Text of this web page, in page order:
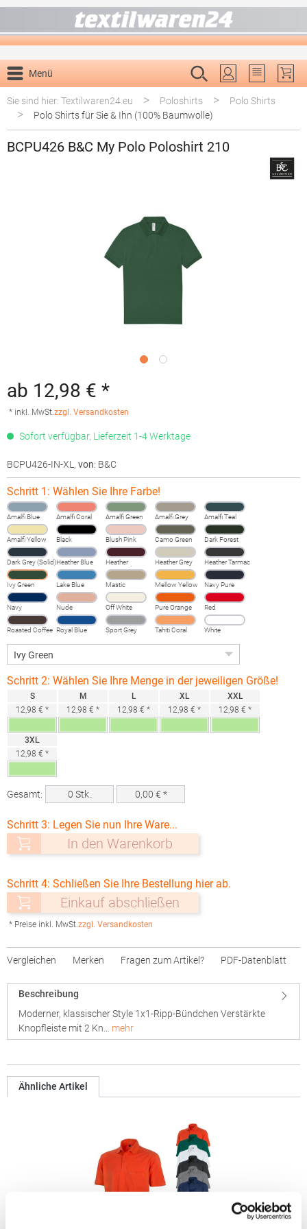
Menü
Du hast 0
Sie sind hier: Textilwaren24.eu
> Poloshirts > Polo Shirts
> Polo Shirts für Sie & Ihn (100% Baumwolle)
BCPU426 B&C My Polo Poloshirt 210
ab 12,98 € *
* inkl. MwSt.zzgl. Versandkosten
Sofort verfügbar, Lieferzeit 1-4 Werktage
BCPU426-IN-XL , von: B&C
Schritt 1: Wählen Sie Ihre Farbe!
Amalfi Blue Amalfi Coral Amalfi Green Amalfi Grey Amalfi Teal
Amalfi Yellow Black Blush Pink Camo Green Dark Forest
Dark Grey (Solid)Heather Blue
Heather
Burgundy
Heather Grey
Fog
Heather Tarmac
Ivy Green Lake Blue Mastic Mellow Yellow Navy Pure
Navy Nude Off White Pure Orange Red
Roasted Coffee Royal Blue
Sport Grey
(Heather)
Tahiti Coral White
Schritt 2: Wählen Sie Ihre Menge in der jeweiligen Größe!
S
12,98 € *
M
12,98 € *
L
12,98 € *
XL
12,98 € *
XXL
12,98 € *
3XL
12,98 € *
Gesamt: 0 Stk. 0,00 € *
Schritt 3: Legen Sie nun Ihre Ware...
In den Warenkorb
Schritt 4: Schließen Sie Ihre Bestellung hier ab.
Einkauf abschließen
* Preise inkl. MwSt.zzgl. Versandkosten
Vergleichen Merken Fragen zum Artikel? PDF-Datenblatt
Beschreibung
Moderner, klassischer Style 1x1-Ripp-Bündchen Verstärkte
Knopfleiste mit 2 Kn… mehr
Ähnliche Artikel